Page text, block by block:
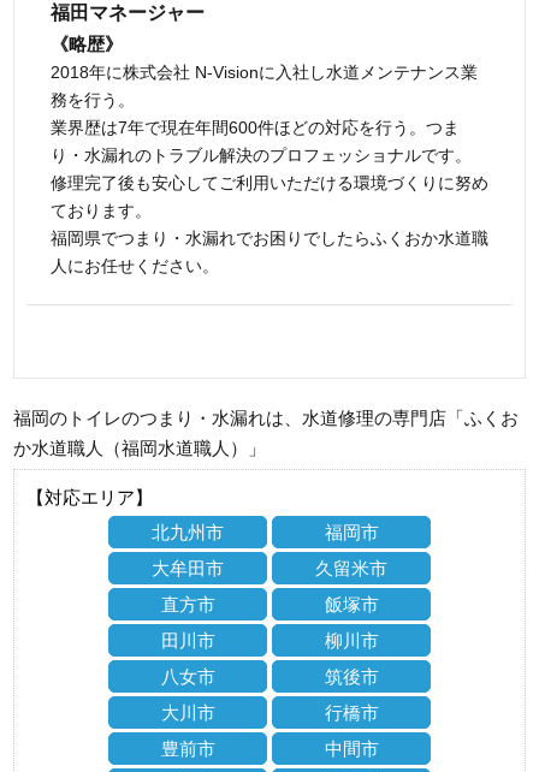
福田マネージャー
《略歴》
2018年に株式会社 N-Visionに入社し水道メンテナンス業
務を行う。
業界歴は7年で現在年間600件ほどの対応を行う。つま
り・水漏れのトラブル解決のプロフェッショナルです。
修理完了後も安心してご利用いただける環境づくりに努め
ております。
福岡県でつまり・水漏れでお困りでしたらふくおか水道職
人にお任せください。
福岡のトイレのつまり・水漏れは、水道修理の専門店「ふくお
か水道職人（福岡水道職人）」
【対応エリア】
北九州市
福岡市
大牟田市
久留米市
直方市
飯塚市
田川市
柳川市
八女市
筑後市
大川市
行橋市
豊前市
中間市